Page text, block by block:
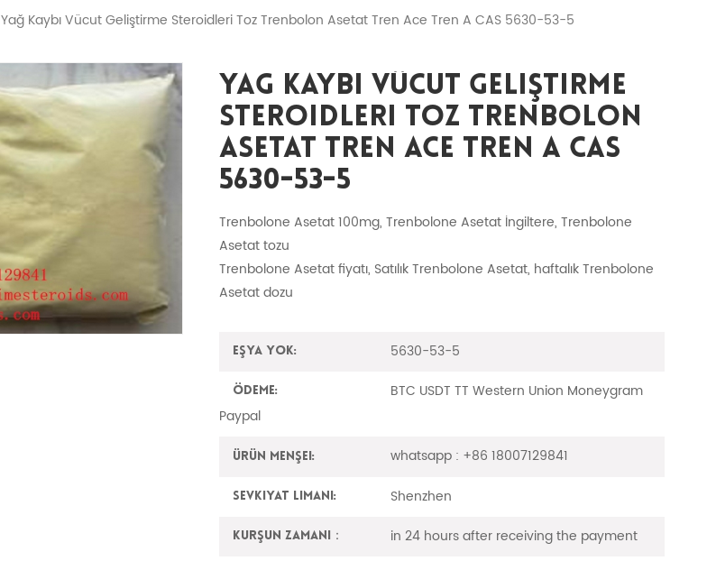
Yağ Kaybı Vücut Geliştirme Steroidleri Toz Trenbolon Asetat Tren Ace Tren A CAS 5630-53-5
Yağ Kaybı Vücut Geliştirme
Steroidleri Toz Trenbolon
Asetat Tren Ace Tren A CAS
5630-53-5
Trenbolone Asetat 100mg, Trenbolone Asetat İngiltere, Trenbolone
Asetat tozu
Trenbolone Asetat fiyatı, Satılık Trenbolone Asetat, haftalık Trenbolone
Asetat dozu
Eşya yok: 5630-53-5
Ödeme:
BTC USDT TT Western Union Moneygram
Paypal
Ürün Menşei: whatsapp : +86 18007129841
Sevkiyat Limanı: Shenzhen
Kurşun zamanı： in 24 hours after receiving the payment